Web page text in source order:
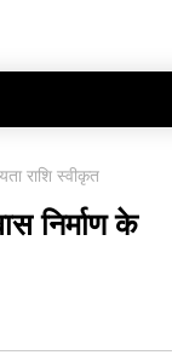
राशि स्वीकृत
निर्माण के